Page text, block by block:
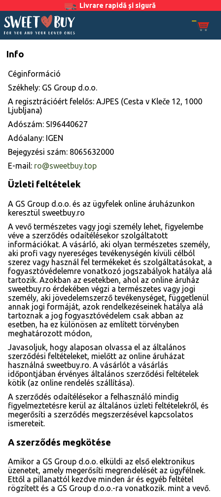
Livrare rapidă și sigură
Info
Céginformáció
Székhely: GS Group d.o.o.
A regisztrációért felelős: AJPES (Cesta v Kleče 12, 1000
Ljubljana)
Adószám: SI96440627
Adóalany: IGEN
Bejegyzési szám: 8065632000
E-mail: ro@sweetbuy.top
Üzleti feltételek
A GS Group d.o.o. és az ügyfelek online áruházunkon
keresztül sweetbuy.ro
A vevő természetes vagy jogi személy lehet, figyelembe
véve a szerződés odaítélésekor szolgáltatott
információkat. A vásárló, aki olyan természetes személy,
aki profi vagy nyereséges tevékenységén kívüli célból
szerez vagy használ fel termékeket és szolgáltatásokat, a
fogyasztóvédelemre vonatkozó jogszabályok hatálya alá
tartozik. Azokban az esetekben, ahol az online áruház
sweetbuy.ro érdekében végzi a természetes vagy jogi
személy, aki jövedelemszerző tevékenységet, függetlenül
annak jogi formáját, azok rendelkezéseinek hatálya alá
tartoznak a jog fogyasztóvédelem csak abban az
esetben, ha ez különösen az említett törvényben
meghatározott módon,
Javasoljuk, hogy alaposan olvassa el az általános
szerződési feltételeket, mielőtt az online áruházat
használná sweetbuy.ro. A vásárlót a vásárlás
időpontjában érvényes általános szerződési feltételek
kötik (az online rendelés szállítása).
A szerződés odaítélésekor a felhasználó mindig
figyelmeztetésre kerül az általános üzleti feltételekről, és
megerősíti a szerződés megszerzésével kapcsolatos
ismereteit.
A szerződés megkötése
Amikor a GS Group d.o.o. elküldi az első elektronikus
üzenetet, amely megerősíti megrendelését az ügyfélnek.
Ettől a pillanattól kezdve minden ár és egyéb feltétel
rögzített és a GS Group d.o.o.-ra vonatkozik. mint a vevő.